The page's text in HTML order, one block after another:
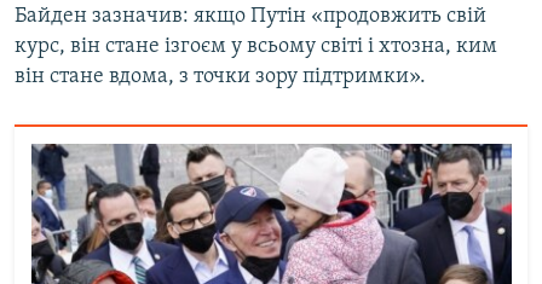
Байден зазначив: якщо Путін «продовжить свій
курс, він стане ізгоєм у всьому світі і хтозна, ким
він стане вдома, з точки зору підтримки».